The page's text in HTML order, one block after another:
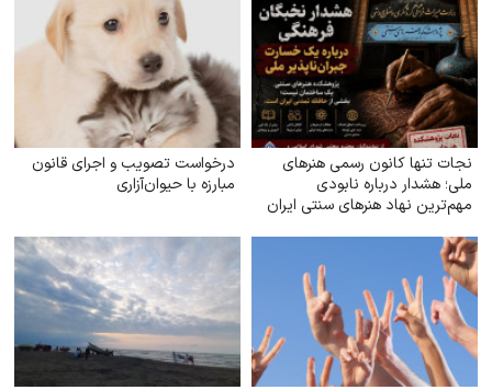
نجات تنها کانون رسمی هنرهای
ملی؛ هشدار درباره نابودی
مهم‌ترین نهاد هنرهای سنتی ایران
درخواست تصویب و اجرای قانون
مبارزه با حیوان‌آزاری